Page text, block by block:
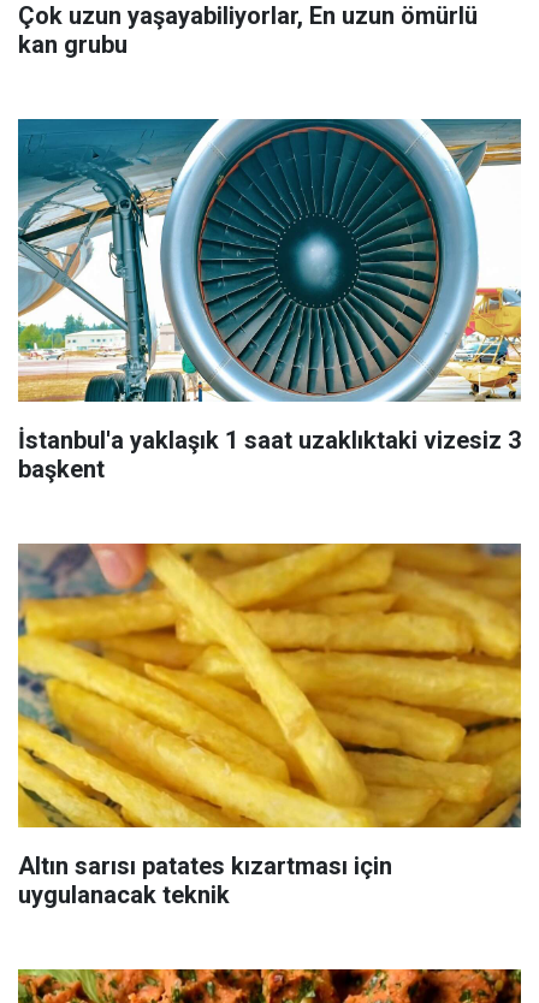
Çok uzun yaşayabiliyorlar, En uzun ömürlü
kan grubu
İstanbul'a yaklaşık 1 saat uzaklıktaki vizesiz 3
başkent
Altın sarısı patates kızartması için
uygulanacak teknik